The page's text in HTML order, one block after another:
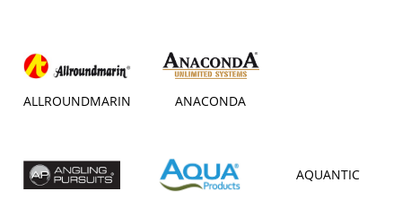
ALLROUNDMARIN ANACONDA
AQUANTIC